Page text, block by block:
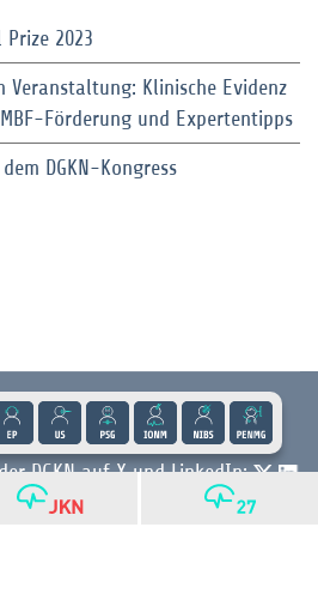
2023
Klinische Evidenz
Förderung und Expertentipps
DGKN-Kongress
| Kontakt | Presse
DGKN auf X und LinkedIn:
Design